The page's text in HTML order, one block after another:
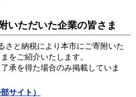
いただいた企業の皆さま
さと納税により本市にご寄附いた
をご紹介いたします。
承を得た場合のみ掲載していま
サイト）